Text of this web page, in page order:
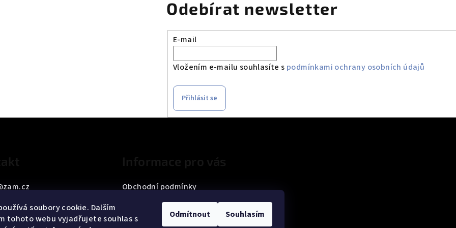
soubory cookie. Dalším
tohoto webu vyjadřujete souhlas s
Odmítnout Souhlasím
Odebírat newsletter
E-mail
Vložením e-mailu souhlasíte s podmínkami ochrany osobních údajů
Přihlásit se
zam.cz
Obchodní podmínky
Podmínky ochrany osobních údajů